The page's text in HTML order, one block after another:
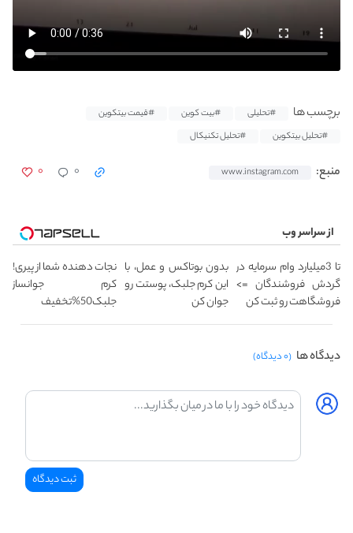
برچسب ها #تحلیلی #بیت کوین
#قیمت بیتکوین
#تحلیل بیتکوین
#تحلیل تکنیکال
منبع: www.instagram.com ۰ ۰
از سراسر وب
تا 3میلیارد وام سرمایه در
گردش فروشندگان =>
فروشگاهت رو ثبت کن
بدون بوتاکس و عمل، با
این کرم جلبک، پوستت رو
جوان کن
نجات دهنده شما از پیری!
کرم جوانساز
جلبک50%تخفیف
دیدگاه ها (۰ دیدگاه)